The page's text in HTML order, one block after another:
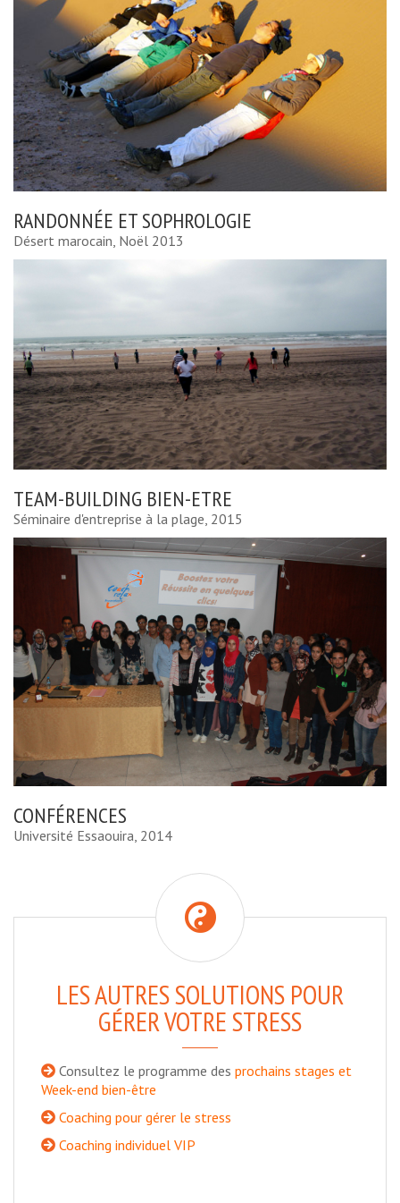
RANDONNÉE ET SOPHROLOGIE
Désert marocain, Noël 2013
TEAM-BUILDING BIEN-ETRE
Séminaire d'entreprise à la plage, 2015
CONFÉRENCES
Université Essaouira, 2014
LES AUTRES SOLUTIONS POUR
GÉRER VOTRE STRESS
Consultez le programme des prochains stages et
Week-end bien-être
Coaching pour gérer le stress
Coaching individuel VIP